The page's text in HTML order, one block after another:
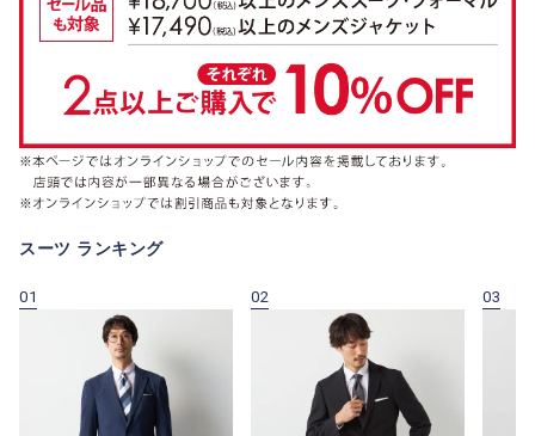
スーツ ランキング
01 02 03